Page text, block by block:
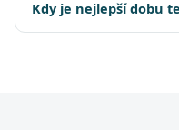
Kdy je nejlepší dobu